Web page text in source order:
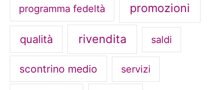
programma fedeltà promozioni
qualità rivendita saldi
scontrino medio servizi